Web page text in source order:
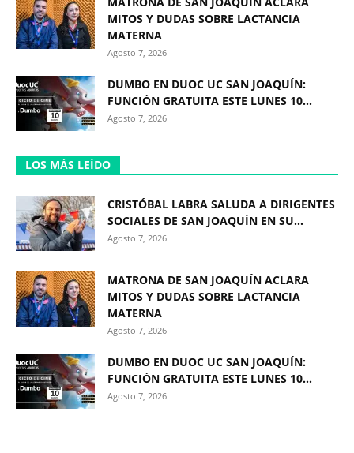
MITOS Y DUDAS SOBRE LACTANCIA
MATERNA
Agosto 7, 2026
DUMBO EN DUOC UC SAN JOAQUÍN:
FUNCIÓN GRATUITA ESTE LUNES 10...
Agosto 7, 2026
LOS MÁS LEÍDO
CRISTÓBAL LABRA SALUDA A DIRIGENTES
SOCIALES DE SAN JOAQUÍN EN SU...
Agosto 7, 2026
MATRONA DE SAN JOAQUÍN ACLARA
MITOS Y DUDAS SOBRE LACTANCIA
MATERNA
Agosto 7, 2026
DUMBO EN DUOC UC SAN JOAQUÍN:
FUNCIÓN GRATUITA ESTE LUNES 10...
Agosto 7, 2026